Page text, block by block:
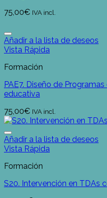
75,00€ IVA incl.
Añadir a la lista de deseos
Vista Rápida
Formación
PAE7. Diseño de
educativa
75,00€ IVA incl.
Añadir a la lista de deseos
Vista Rápida
Formación
S20. Intervención en TDAs